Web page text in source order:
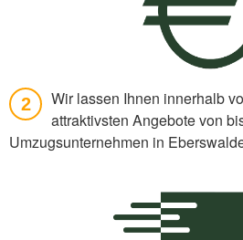
2
Wir lassen Ihnen innerhalb
attraktivsten Angebote von
Umzugsunternehmen in